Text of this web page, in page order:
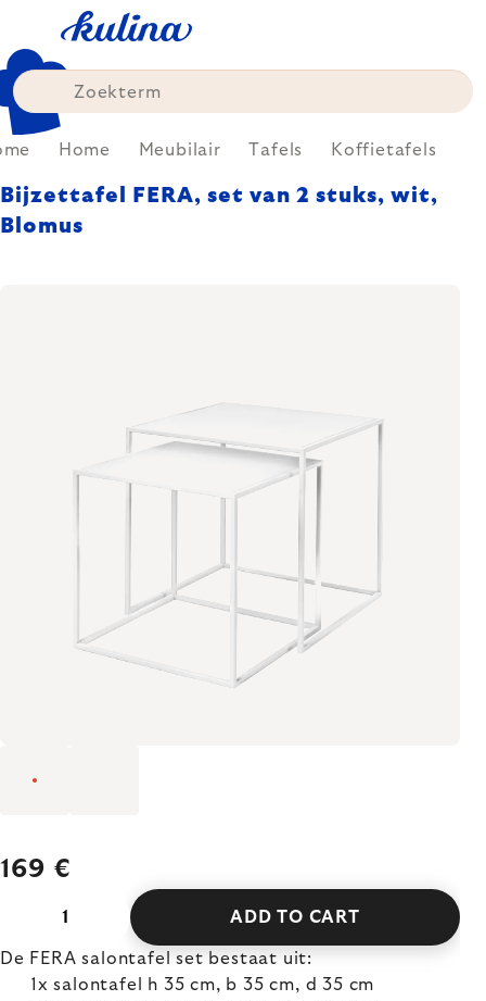
content
Home Meubilair Tafels Koffietafels
Bijzettafel FERA, set van 2 stuks, wit,
Blomus
169 €
ADD TO CART
De FERA salontafel set bestaat uit:
1x salontafel h 35 cm, b 35 cm, d 35 cm